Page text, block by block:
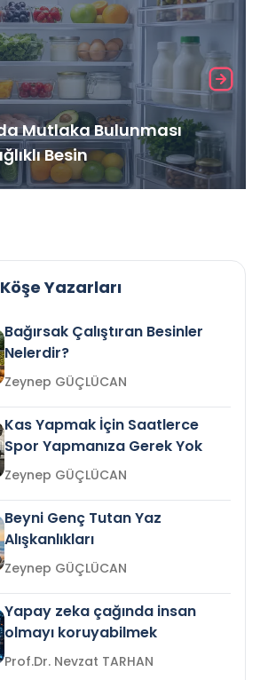
Mutlaka Bulunması
Besin
Köşe Yazarları
Bağırsak Çalıştıran Besinler
Nelerdir?
Zeynep GÜÇLÜCAN
Kas Yapmak İçin Saatlerce
Spor Yapmanıza Gerek Yok
Zeynep GÜÇLÜCAN
Beyni Genç Tutan Yaz
Alışkanlıkları
Zeynep GÜÇLÜCAN
Yapay zeka çağında insan
olmayı koruyabilmek
Prof.Dr. Nevzat TARHAN